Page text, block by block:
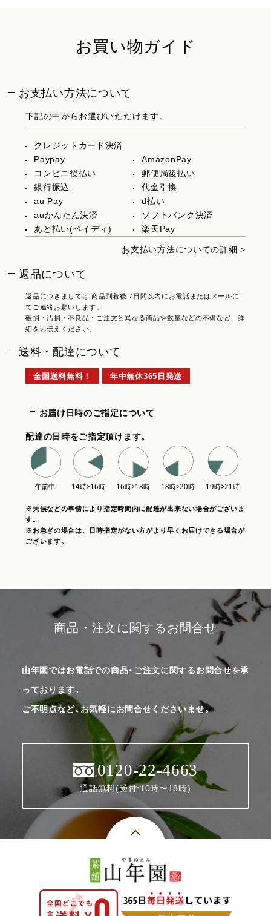
お買い物ガイド
お支払い方法について
下記の中からお選びいただけます。
クレジットカード決済
Paypay
AmazonPay
コンビニ後払い
郵便局後払い
銀行振込
代金引換
au Pay
d払い
auかんたん決済
ソフトバンク決済
あと払い(ペイディ)
楽天Pay
お支払い方法についての詳細 >
返品について
返品につきましては 商品到着後 7日間以内にお電話またはメールに
てご連絡お願いします。
破損・汚損・不良品・ご注文と異なる商品や数量などの不備など、詳
細をお伝えください。
送料・配達について
全国送料無料！ 年中無休365日発送
お届け日時のご指定について
配達の日時をご指定頂けます。
※天候などの事情により指定時間内に配達が出来ない場合がございま
す。
※お急ぎの場合は、日時指定がない方がより早くお届けできる場合が
ございます。
商品・注文に関するお問合せ
山年園ではお電話での商品・ご注文に関するお問合せを承
っております。
ご不明点など、お気軽にお問合せくださいませ。
0120-22-4663
通話無料(受付:10時〜18時)